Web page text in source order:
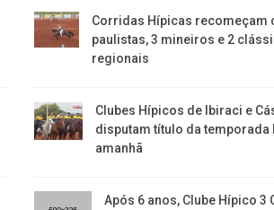
Corridas Hípicas recomeçam
paulistas, 3 mineiros e 2
regionais
Clubes Hípicos de Ibiraci e
disputam título da temporada
amanhã
Após 6 anos, Clube Hípico 3